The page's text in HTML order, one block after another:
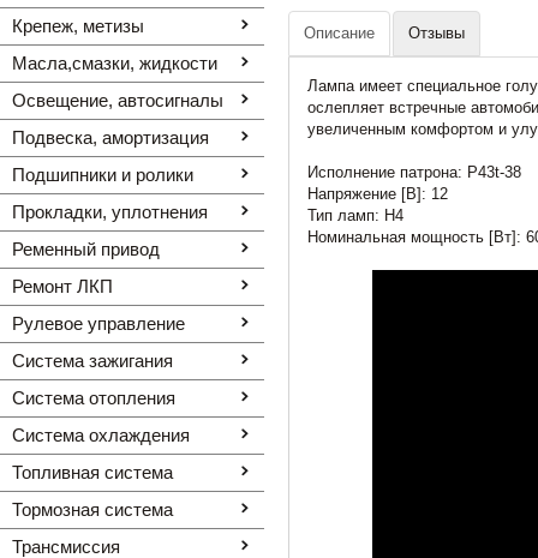
Крепеж, метизы
Масла,смазки, жидкости
Освещение, автоcигналы
Подвеска, амортизация
Подшипники и ролики
Прокладки, уплотнения
Ременный привод
Ремонт ЛКП
Рулевое управление
Система зажигания
Система отопления
Система охлаждения
Топливная система
Тормозная система
Трансмиссия
Описание Отзывы
Лампа имеет специальное
ослепляет встречные
увеличенным комфортом и
Исполнение патрона: P43t-38
Напряжение [В]: 12
Тип ламп: H4
Номинальная мощность [Вт]: